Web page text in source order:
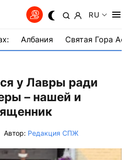
RU
Албания Святая Гора
у Лавры ради
– нашей и
Автор: Редакция СПЖ